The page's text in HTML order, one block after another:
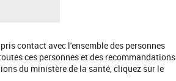
contact avec l'ensemble des personnes
ces personnes et des recommandations
du ministère de la santé, cliquez sur le